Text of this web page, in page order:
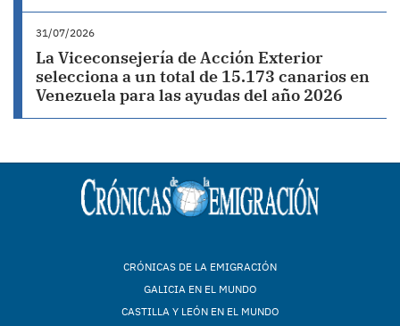
31/07/2026
La Viceconsejería de Acción Exterior
selecciona a un total de 15.173 canarios en
Venezuela para las ayudas del año 2026
CRÓNICAS DE LA EMIGRACIÓN
GALICIA EN EL MUNDO
CASTILLA Y LEÓN EN EL MUNDO